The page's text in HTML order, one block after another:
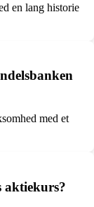
en lang historie
med et
aktiekurs?